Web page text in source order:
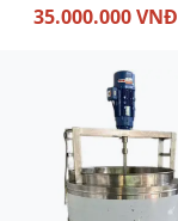
35.000.000 VNĐ